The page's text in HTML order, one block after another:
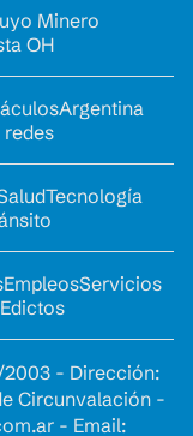
Minero
OH
Argentina
redes
Tecnología
EmpleosServicios
Edictos
2003 - Dirección:
Circunvalación -
- Email: